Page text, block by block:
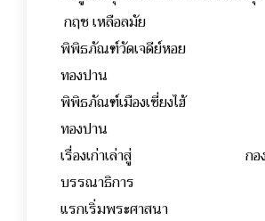
กฤช เหลือลมัย
พิพิธภัณฑ์วัดเจดีย์หอ
ทองปาน
พิพิธภัณฑ์เมืองเซี่ยงไ
ทองปาน
เรื่องเก่าเล่าสู่ กอ
บรรณาธิการ
แรกเริ่มพระศาสนา